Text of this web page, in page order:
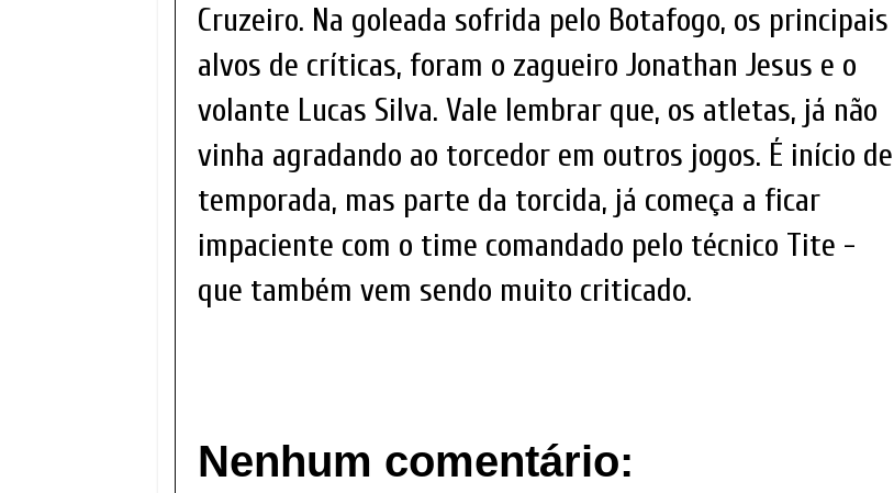
Cruzeiro. Na goleada sofrida pelo Botafogo, os principais
alvos de críticas, foram o zagueiro Jonathan Jesus e o
volante Lucas Silva. Vale lembrar que, os atletas, já não
vinha agradando ao torcedor em outros jogos. É início de
temporada, mas parte da torcida, já começa a ficar
impaciente com o time comandado pelo técnico Tite -
que também vem sendo muito criticado.
Nenhum comentário: